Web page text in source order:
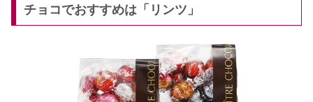
チョコでおすすめは「リンツ」